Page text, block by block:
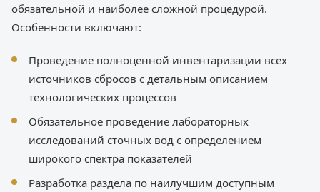
обязательной и наиболее сложной процедурой.
Особенности включают:
Проведение полноценной инвентаризации всех
источников сбросов с детальным описанием
технологических процессов
Обязательное проведение лабораторных
исследований сточных вод с определением
широкого спектра показателей
Разработка раздела по наилучшим доступным